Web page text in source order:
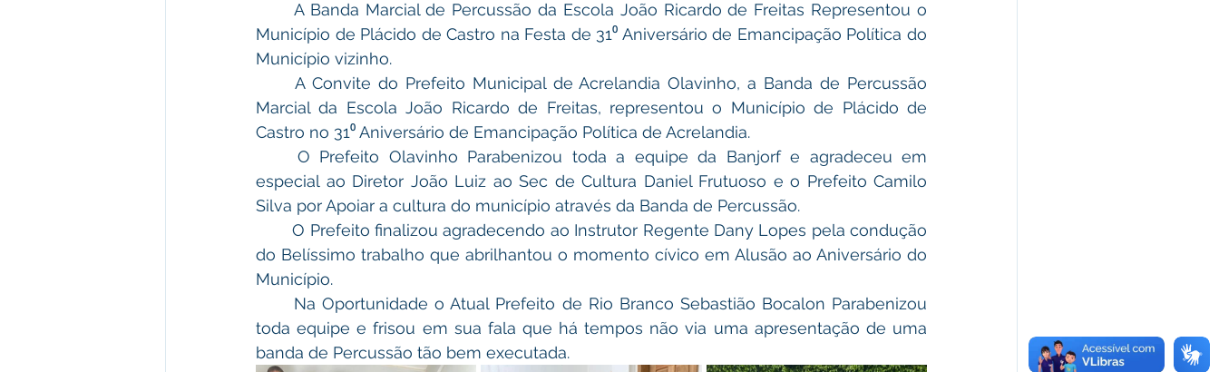
Município de Plácido de Castro na Festa de 31⁰ Aniversário de Emancipação Política do
Município vizinho.
Marcial da Escola João Ricardo de Freitas, representou o Município de Plácido de
Castro no 31⁰ Aniversário de Emancipação Política de Acrelandia.
especial ao Diretor João Luiz ao Sec de Cultura Daniel Frutuoso e o Prefeito Camilo
Silva por Apoiar a cultura do município através da Banda de Percussão.
	O Prefeito finalizou agradecendo ao Instrutor Regente Dany Lopes pela condução
do Belíssimo trabalho que abrilhantou o momento cívico em Alusão ao Aniversário do
Município.
toda equipe e frisou em sua fala que há tempos não via uma apresentação de uma
banda de Percussão tão bem executada.